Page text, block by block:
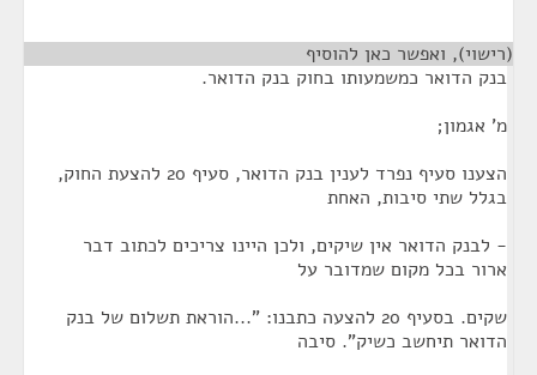
(רישוי), ואפשר כאן להוסיף
בנק הדואר כמשמעותו בחוק בנק הדואר.
מ' אגמון;
הצענו סעיף נפרד לענין בנק הדואר, סעיף 20 להצעת החוק,
בגלל שתי סיבות, האחת
- לבנק הדואר אין שיקים, ולכן היינו צריכים לכתוב דבר
ארור בכל מקום שמדובר על
שקים. בסעיף 20 להצעה כתבנו: "...הוראת תשלום של בנק
הדואר תיחשב כשיק". סיבה